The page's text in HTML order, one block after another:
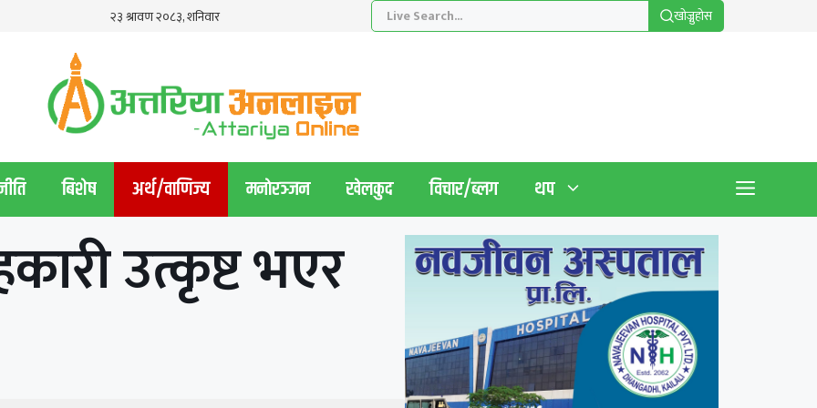
खाेज्नुहाेस
बिशेष अर्थ/वाणिज्य मनाेरञ्जन खेलकुद विचार/ब्लग थप
उत्कृष्ट भएर